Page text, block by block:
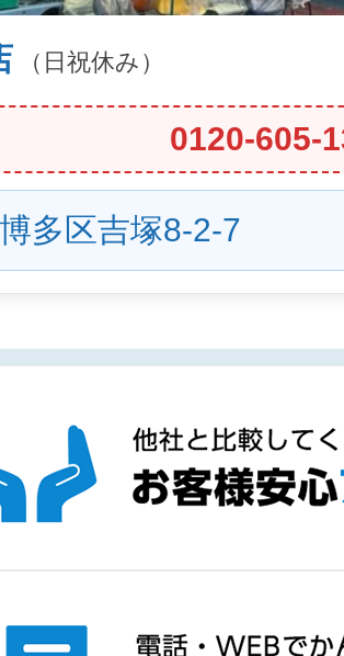
（日祝休み）
0120-605-
多区吉塚8-2-7